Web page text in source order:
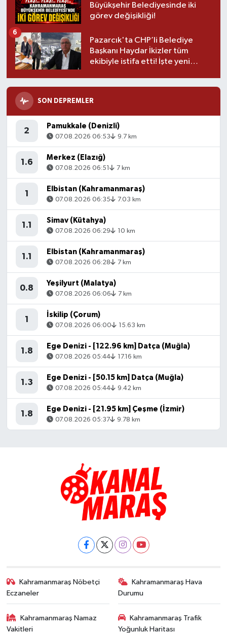
Büyükşehir Belediyesinde iki
görev değişikliği!
Pazarcık'ta CHP’li Belediye
Başkanı Haydar İkizler tüm
ekibiyle istifa etti! İşte yeni
6
SON DEPREMLER
2
Pamukkale (Denizli)
07.08.2026 06:53 9.7 km
1.6
Merkez (Elazığ)
07.08.2026 06:51 7 km
1
Elbistan (Kahramanmaraş)
07.08.2026 06:35 7.03 km
1.1
Simav (Kütahya)
07.08.2026 06:29 10 km
1.1
Elbistan (Kahramanmaraş)
07.08.2026 06:28 7 km
0.8
Yeşilyurt (Malatya)
07.08.2026 06:06 7 km
1
İskilip (Çorum)
07.08.2026 06:00 15.63 km
1.8
Ege Denizi - [122.96 km] Datça (Muğla)
07.08.2026 05:44 17.16 km
1.3
Ege Denizi - [50.15 km] Datça (Muğla)
07.08.2026 05:44 9.42 km
1.8
Ege Denizi - [21.95 km] Çeşme (İzmir)
07.08.2026 05:37 9.78 km
Kahramanmaraş Nöbetçi
Eczaneler
Kahramanmaraş Hava
Durumu
Kahramanmaraş Namaz
Vakitleri
Kahramanmaraş Trafik
Yoğunluk Haritası